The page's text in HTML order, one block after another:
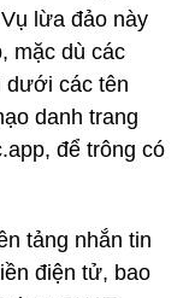
lừa đảo này
mặc dù các
dưới các tên
danh trang
để trông có
tảng nhắn tin
điện tử, bao